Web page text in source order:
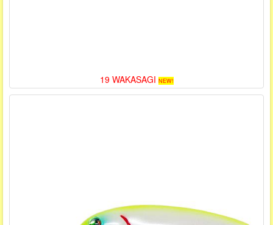
19 WAKASAGI NEW!